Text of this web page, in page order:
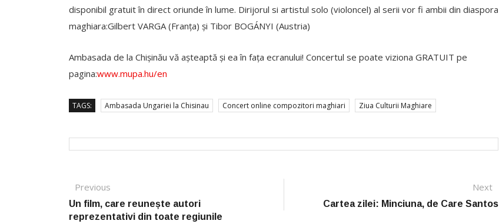
disponibil gratuit în direct oriunde în lume. Dirijorul si artistul solo (violoncel) al serii vor fi ambii din diaspora
maghiara:Gilbert VARGA (Franța) și Tibor BOGÁNYI (Austria)
Ambasada de la Chișinău vă așteaptă și ea în fața ecranului! Concertul se poate viziona GRATUIT pe
pagina:www.mupa.hu/en
TAGS: Ambasada Ungariei la Chisinau Concert online compozitori maghiari Ziua Culturii Maghiare
Post navigation
Previous
Un film, care reunește autori
reprezentativi din toate regiunile
Next
Cartea zilei: Minciuna, de Care Santos